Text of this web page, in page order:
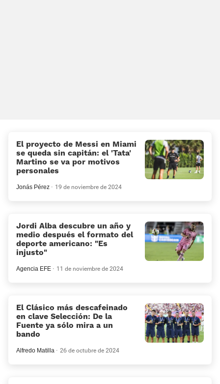
El proyecto de Messi en Miami
se queda sin capitán: el 'Tata'
Martino se va por motivos
personales
Jonás Pérez 19 de noviembre de 2024
Jordi Alba descubre un año y
medio después el formato del
deporte americano: “Es
injusto”
Agencia EFE 11 de noviembre de 2024
El Clásico más descafeinado
en clave Selección: De la
Fuente ya sólo mira a un
bando
Alfredo Matilla 26 de octubre de 2024